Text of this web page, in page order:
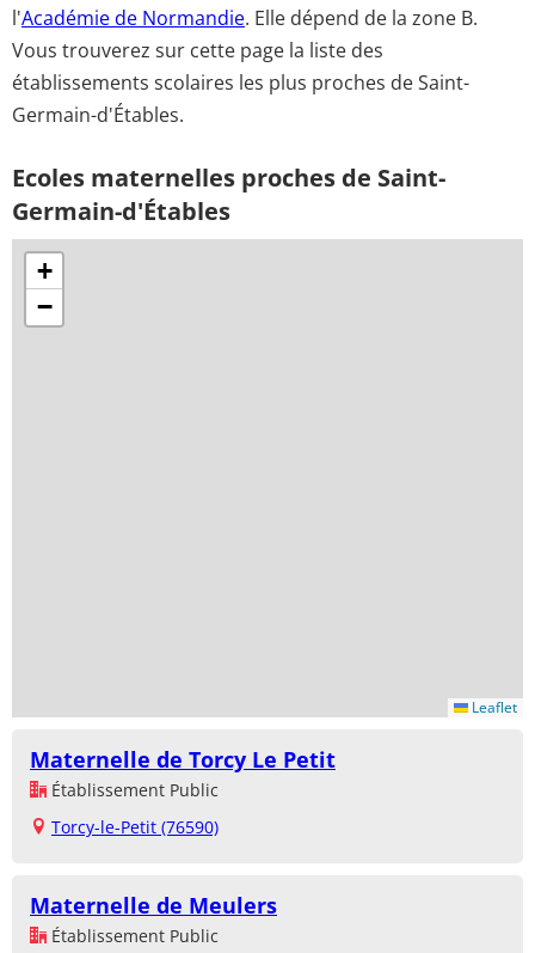
l'Académie de Normandie. Elle dépend de la zone B.
Vous trouverez sur cette page la liste des
établissements scolaires les plus proches de Saint-
Germain-d'Étables.
Ecoles maternelles proches de Saint-
Germain-d'Étables
+
−
Leaflet
Maternelle de Torcy Le Petit
Établissement Public
Torcy-le-Petit (76590)
Maternelle de Meulers
Établissement Public